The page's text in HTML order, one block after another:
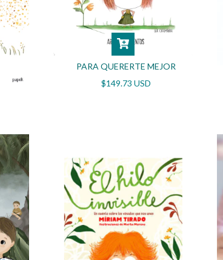
PARA QUERERTE MEJOR
$149.73 USD